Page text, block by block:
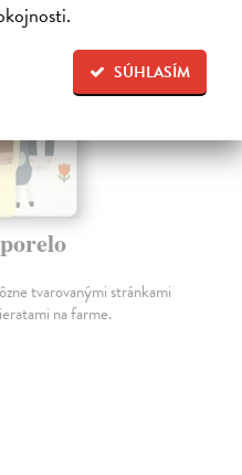
SÚHLASÍM
tvarovanými stránkami
na farme.